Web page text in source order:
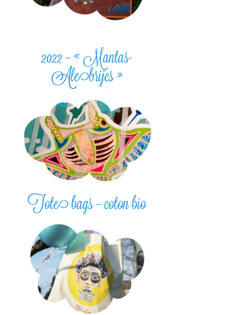
2022 – « Mantas-
Alebrijes »
Tote bags – coton bio